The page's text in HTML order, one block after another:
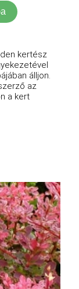
kertész
álljon.
az
a kert